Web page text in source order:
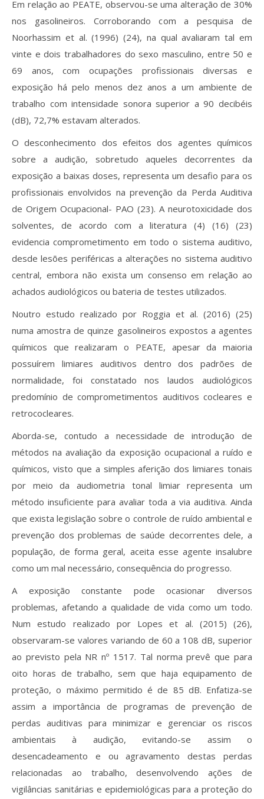
Em relação ao PEATE, observou-se uma alteração de 30%
nos gasolineiros. Corroborando com a pesquisa de
Noorhassim et al. (1996) (24), na qual avaliaram tal em
vinte e dois trabalhadores do sexo masculino, entre 50 e
69 anos, com ocupações profissionais diversas e
exposição há pelo menos dez anos a um ambiente de
trabalho com intensidade sonora superior a 90 decibéis
(dB), 72,7% estavam alterados.
O desconhecimento dos efeitos dos agentes químicos
sobre a audição, sobretudo aqueles decorrentes da
exposição a baixas doses, representa um desafio para os
profissionais envolvidos na prevenção da Perda Auditiva
de Origem Ocupacional- PAO (23). A neurotoxicidade dos
solventes, de acordo com a literatura (4) (16) (23)
evidencia comprometimento em todo o sistema auditivo,
desde lesões periféricas a alterações no sistema auditivo
central, embora não exista um consenso em relação ao
achados audiológicos ou bateria de testes utilizados.
Noutro estudo realizado por Roggia et al. (2016) (25)
numa amostra de quinze gasolineiros expostos a agentes
químicos que realizaram o PEATE, apesar da maioria
possuírem limiares auditivos dentro dos padrões de
normalidade, foi constatado nos laudos audiológicos
predomínio de comprometimentos auditivos cocleares e
retrococleares.
Aborda-se, contudo a necessidade de introdução de
métodos na avaliação da exposição ocupacional a ruído e
químicos, visto que a simples aferição dos limiares tonais
por meio da audiometria tonal limiar representa um
método insuficiente para avaliar toda a via auditiva. Ainda
que exista legislação sobre o controle de ruído ambiental e
prevenção dos problemas de saúde decorrentes dele, a
população, de forma geral, aceita esse agente insalubre
como um mal necessário, consequência do progresso.
A exposição constante pode ocasionar diversos
problemas, afetando a qualidade de vida como um todo.
Num estudo realizado por Lopes et al. (2015) (26),
observaram-se valores variando de 60 a 108 dB, superior
ao previsto pela NR nº 1517. Tal norma prevê que para
oito horas de trabalho, sem que haja equipamento de
proteção, o máximo permitido é de 85 dB. Enfatiza-se
assim a importância de programas de prevenção de
perdas auditivas para minimizar e gerenciar os riscos
ambientais à audição, evitando-se assim o
desencadeamento e ou agravamento destas perdas
relacionadas ao trabalho, desenvolvendo ações de
vigilâncias sanitárias e epidemiológicas para a proteção do